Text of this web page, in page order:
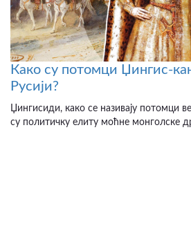
Како су потомци Џингис-
Русији?
Џингисиди, како се називају потомци
су политичку елиту моћне монголске